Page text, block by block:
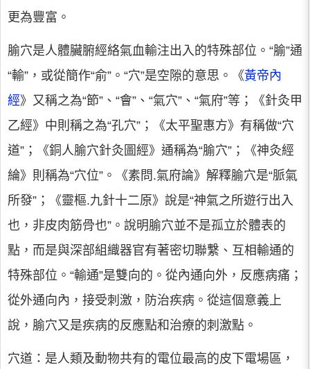
更為豐富。
腧穴是人體臟腑經絡氣血輸注出入的特殊部位。“腧”通
“輸”，或從簡作“俞”。“穴”是空隙的意思。《黃帝內
經》又稱之為“節”、“會”、“氣穴”、“氣府”等；《針灸甲
乙經》中則稱之為“孔穴”；《太平聖惠方》有稱做“穴
道”；《銅人腧穴針灸圖經》通稱為“腧穴”；《神灸經
綸》則稱為“穴位”。《素問.氣府論》解釋腧穴是“脈氣
所發”；《靈樞.九針十二原》說是“神氣之所遊行出入
也，非皮肉筋骨也”。說明腧穴並不是孤立於體表的
點，而是與深部組織器官有著密切聯繫、互相輸通的
特殊部位。“輸通”是雙向的。從內通向外，反應病痛；
從外通向內，接受刺激，防治疾病。從這個意義上
說，腧穴又是疾病的反應點和治療的刺激點。
穴道：是人類及動物共有的電位最高的皮下電場區，